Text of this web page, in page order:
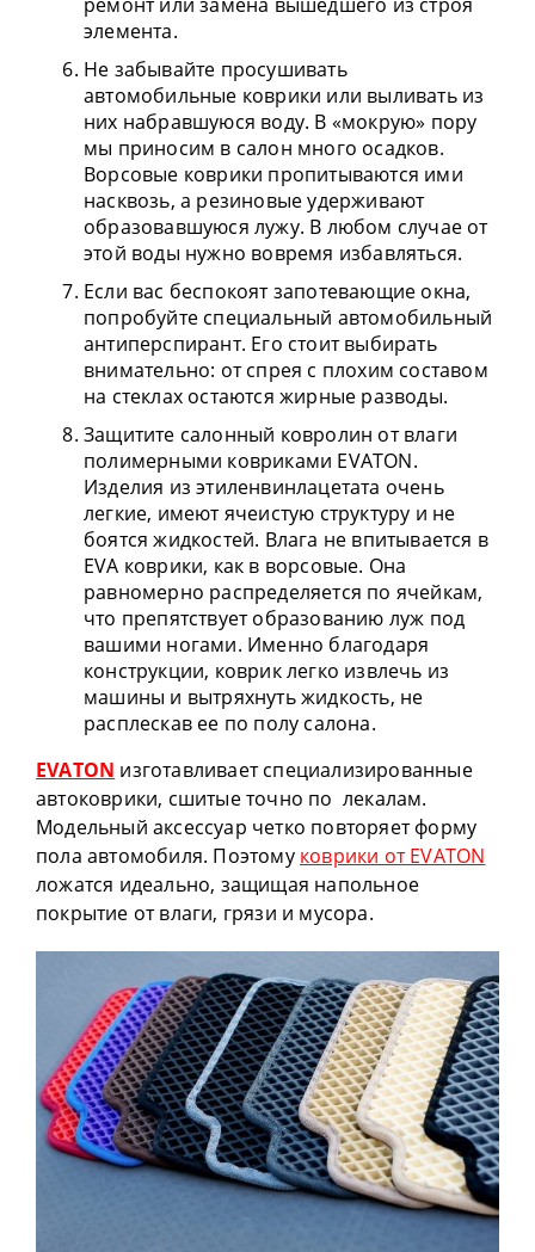
элемента.
Не забывайте просушивать
автомобильные коврики или выливать из
них набравшуюся воду. В «мокрую» пору
мы приносим в салон много осадков.
Ворсовые коврики пропитываются ими
насквозь, а резиновые удерживают
образовавшуюся лужу. В любом случае от
этой воды нужно вовремя избавляться.
Если вас беспокоят запотевающие окна,
попробуйте специальный автомобильный
антиперспирант. Его стоит выбирать
внимательно: от спрея с плохим составом
на стеклах остаются жирные разводы.
Защитите салонный ковролин от влаги
полимерными ковриками EVATON.
Изделия из этиленвинлацетата очень
легкие, имеют ячеистую структуру и не
боятся жидкостей. Влага не впитывается в
EVA коврики, как в ворсовые. Она
равномерно распределяется по ячейкам,
что препятствует образованию луж под
вашими ногами. Именно благодаря
конструкции, коврик легко извлечь из
машины и вытряхнуть жидкость, не
расплескав ее по полу салона.
EVATON изготавливает специализированные
автоковрики, сшитые точно по лекалам.
Модельный аксессуар четко повторяет форму
пола автомобиля. Поэтому коврики от EVATON
ложатся идеально, защищая напольное
покрытие от влаги, грязи и мусора.